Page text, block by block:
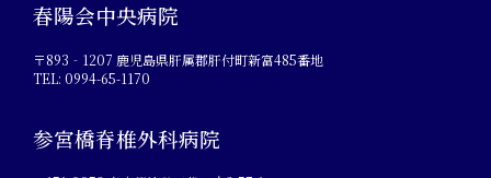
春陽会中央病院
〒893‐1207 鹿児島県肝属郡肝付町新富485番地
TEL: 0994-65-1170
参宮橋脊椎外科病院